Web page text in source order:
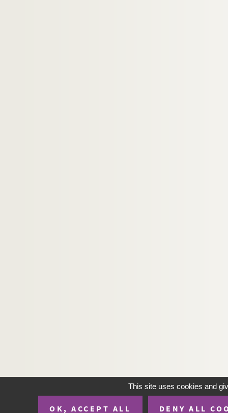
This site uses cookies and
OK, ACCEPT ALL DENY ALL